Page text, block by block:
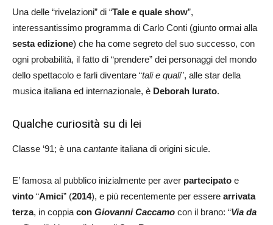
Una delle “rivelazioni” di “Tale e quale show”,
interessantissimo programma di Carlo Conti (giunto ormai alla
sesta edizione) che ha come segreto del suo successo, con
ogni probabilità, il fatto di “prendere” dei personaggi del mondo
dello spettacolo e farli diventare “tali e quali”, alle star della
musica italiana ed internazionale, è Deborah Iurato.
Qualche curiosità su di lei
Classe ‘91; è una cantante italiana di origini sicule.
E’ famosa al pubblico inizialmente per aver partecipato e
vinto “Amici” (2014), e più recentemente per essere arrivata
terza, in coppia con Giovanni Caccamo con il brano: “Via da